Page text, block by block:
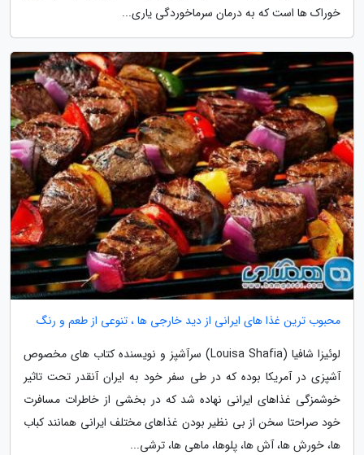
خوراک ها است که به درمان سرماخوردگی یاری...
محبوب ترین غذا های ایرانی از دید خارجی ها ، تنوعی از طعم و رنگ
لوئیزا شافیا (Louisa Shafia) سرآشپز و نویسنده کتاب های مخصوص
آشپزی در آمریکا بوده که در طی سفر خود به ایران آنقدر تحت تاثیر
خوشمزگی غذاهای ایرانی نهاده شد که در بخشی از خاطرات مسافرت
خود صراحتا سخن از بی نظیر بودن غذاهای مختلف ایرانی همانند کباب
ها، خورش ها، آش ها، پلوها، ماهی ها، ترشی...